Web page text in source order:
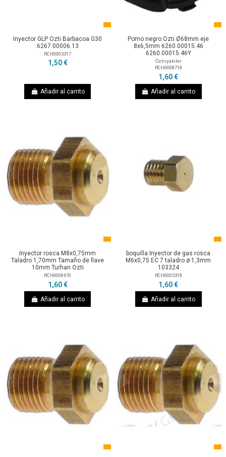
Inyector GLP Ozti Barbacoa G30
6267.00006.13
RCH0003317
1,50 €
Añadir al carrito
Pomo negro Ozti Ø68mm eje
8x6,5mm 6260.00015.46
6260.00015.46Y
Öztiryakiler
RCH0008718
1,60 €
Añadir al carrito
Inyector rosca M8x0,75mm
Taladro 1,70mm Tamaño de llave
10mm Turhan Ozti
RCH0008670
1,60 €
Añadir al carrito
boquilla Inyector de gas rosca
M6x0,75 EC 7 taladro ø 1,3mm
103324
RCH0005318
1,60 €
Añadir al carrito